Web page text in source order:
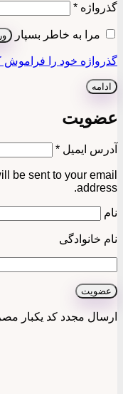
گذرواژه *الزامی
مرا به خاطر بسپار
گذرواژه خود را فراموش
ادامه
عضویت
آدرس ایمیل *الزامی
be sent to your email
address.
نام
نام خانوادگی
عضویت
ارسال مجدد کد یکبار